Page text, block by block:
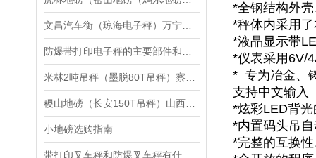
小地磅选购指南
*全钢结构外
*秤体内采用
*液晶显示带
*仪表采用 6V/
* 专为冶金、
支持中文输入
*炫彩LED背光
*内置码头吊
*完整的互换